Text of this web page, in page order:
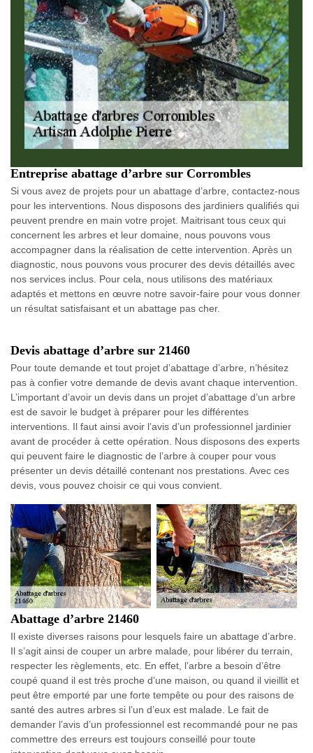
Entreprise abattage d’arbre sur Corrombles
Si vous avez de projets pour un abattage d’arbre, contactez-nous
pour les interventions. Nous disposons des jardiniers qualifiés qui
peuvent prendre en main votre projet. Maitrisant tous ceux qui
concernent les arbres et leur domaine, nous pouvons vous
accompagner dans la réalisation de cette intervention. Après un
diagnostic, nous pouvons vous procurer des devis détaillés avec
nos services inclus. Pour cela, nous utilisons des matériaux
adaptés et mettons en œuvre notre savoir-faire pour vous donner
un résultat satisfaisant et un abattage pas cher.
Devis abattage d’arbre sur 21460
Pour toute demande et tout projet d’abattage d’arbre, n’hésitez
pas à confier votre demande de devis avant chaque intervention.
L’important d’avoir un devis dans un projet d’abattage d’un arbre
est de savoir le budget à préparer pour les différentes
interventions. Il faut ainsi avoir l’avis d’un professionnel jardinier
avant de procéder à cette opération. Nous disposons des experts
qui peuvent faire le diagnostic de l’arbre à couper pour vous
présenter un devis détaillé contenant nos prestations. Avec ces
devis, vous pouvez choisir ce qui vous convient.
Abattage d’arbre 21460
Il existe diverses raisons pour lesquels faire un abattage d’arbre.
Il s’agit ainsi de couper un arbre malade, pour libérer du terrain,
respecter les règlements, etc. En effet, l’arbre a besoin d’être
coupé quand il est très proche d’une maison, ou quand il vieillit et
peut être emporté par une forte tempête ou pour des raisons de
santé des autres arbres si l’un d’eux est malade. Le fait de
demander l’avis d’un professionnel est recommandé pour ne pas
commettre des erreurs est toujours conseillé pour toute